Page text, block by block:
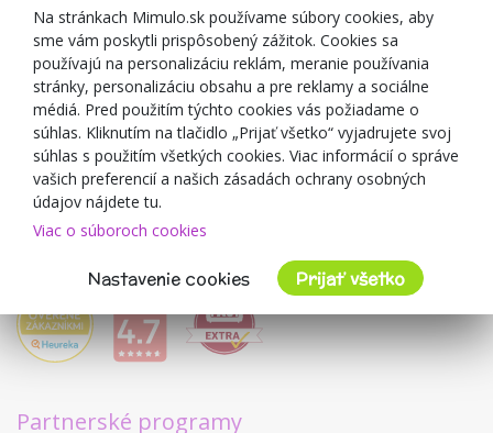
Zľavové kupóny
Blog
O predajcovi
Mimulo.sk
Obchodné podmienky
Ochrana osobných údajov GDPR
Kontakty
Spolupracujeme
Partnerské programy
Na stránkach Mimulo.sk používame súbory cookies, aby
sme vám poskytli prispôsobený zážitok. Cookies sa
používajú na personalizáciu reklám, meranie používania
stránky, personalizáciu obsahu a pre reklamy a sociálne
médiá. Pred použitím týchto cookies vás požiadame o
súhlas. Kliknutím na tlačidlo „Prijať všetko“ vyjadrujete svoj
súhlas s použitím všetkých cookies. Viac informácií o správe
vašich preferencií a našich zásadách ochrany osobných
údajov nájdete tu.
Viac o súboroch cookies
Nastavenie cookies Prijať všetko